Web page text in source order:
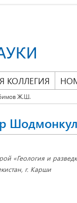
КОЛЛЕГИЯ
Ж.Ш.
«Геология и
г. Карши